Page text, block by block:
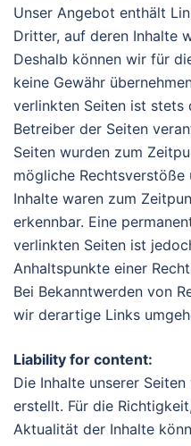
Unser Angebot enthält
Dritter, auf deren Inhalte
Deshalb können wir für
keine Gewähr
verlinkten Seiten ist
Betreiber der Seiten
Seiten wurden zum
mögliche
Inhalte waren zum
erkennbar. Eine
verlinkten Seiten ist
Anhaltspunkte einer
Bei Bekanntwerden von
wir derartige Links
Liability for content:
Die Inhalte unserer
erstellt. Für die
Aktualität der Inhalte